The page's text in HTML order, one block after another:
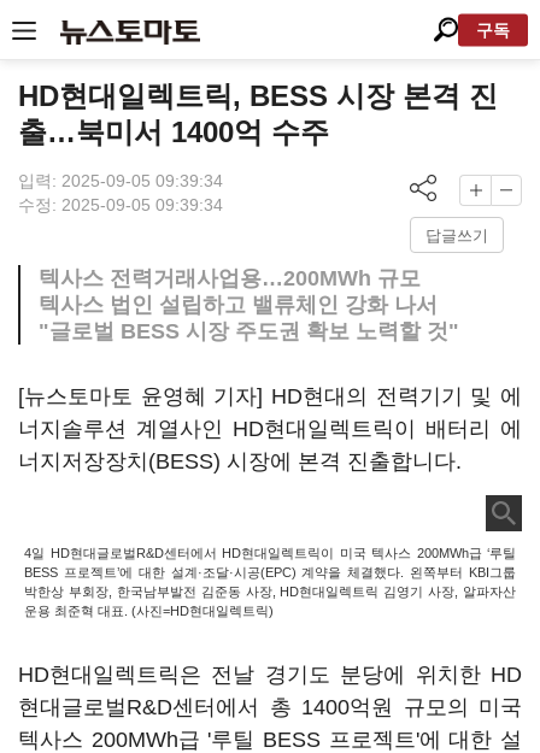
구독
HD현대일렉트릭, BESS 시장 본격 진
출…북미서 1400억 수주
입력: 2025-09-05 09:39:34
수정: 2025-09-05 09:39:34
답글쓰기
텍사스 전력거래사업용…200MWh 규모
텍사스 법인 설립하고 밸류체인 강화 나서
"글로벌 BESS 시장 주도권 확보 노력할 것"
[뉴스토마토 윤영혜 기자] HD현대의 전력기기 및 에
너지솔루션 계열사인 HD현대일렉트릭이 배터리 에
너지저장장치(BESS) 시장에 본격 진출합니다.
4일 HD현대글로벌R&D센터에서 HD현대일렉트릭이 미국 텍사스 200MWh급 ‘루틸
BESS 프로젝트’에 대한 설계·조달·시공(EPC) 계약을 체결했다. 왼쪽부터 KBI그룹
박한상 부회장, 한국남부발전 김준동 사장, HD현대일렉트릭 김영기 사장, 알파자산
운용 최준혁 대표. (사진=HD현대일렉트릭)
HD현대일렉트릭은 전날 경기도 분당에 위치한 HD
현대글로벌R&D센터에서 총 1400억원 규모의 미국
텍사스 200MWh급 '루틸 BESS 프로젝트'에 대한 설